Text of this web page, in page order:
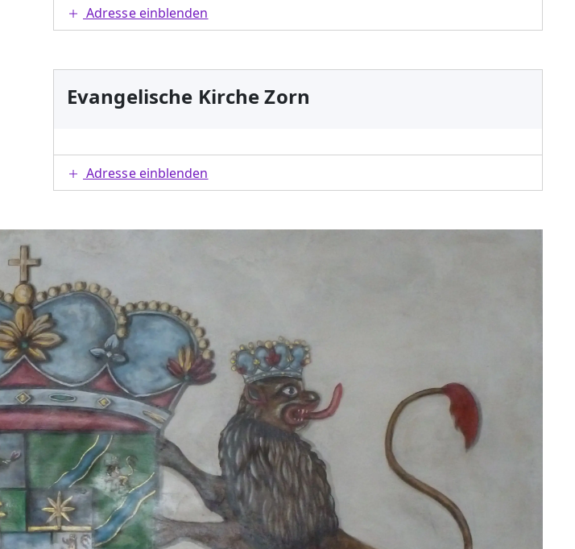
Adresse einblenden
Evangelische Kirche Zorn
Adresse einblenden